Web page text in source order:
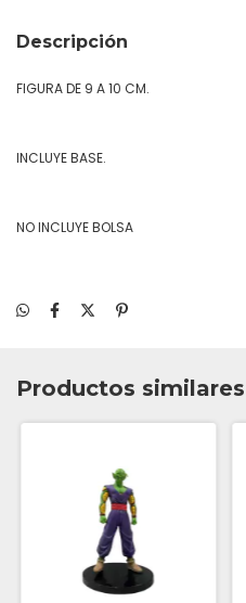
Descripción
FIGURA DE 9 A 10 CM.
INCLUYE BASE.
NO INCLUYE BOLSA
Productos similares